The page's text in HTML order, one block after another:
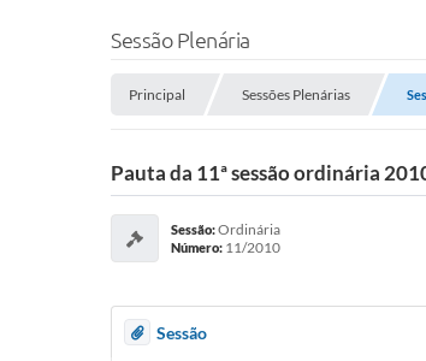
Sessão Plenária
Principal Sessões Plenárias
Pauta da 11ª sessão ordinária
Sessão:Ordinária
Número: 11/2010
Sessão